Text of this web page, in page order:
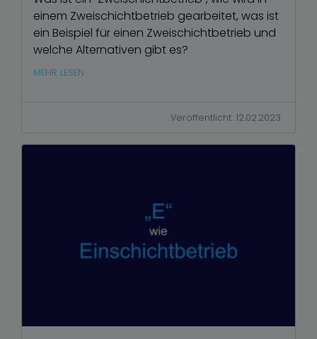
einem Zweischichtbetrieb gearbeitet, was ist
ein Beispiel für einen Zweischichtbetrieb und
welche Alternativen gibt es?
MEHR LESEN
Veröffentlicht: 12.02.2023